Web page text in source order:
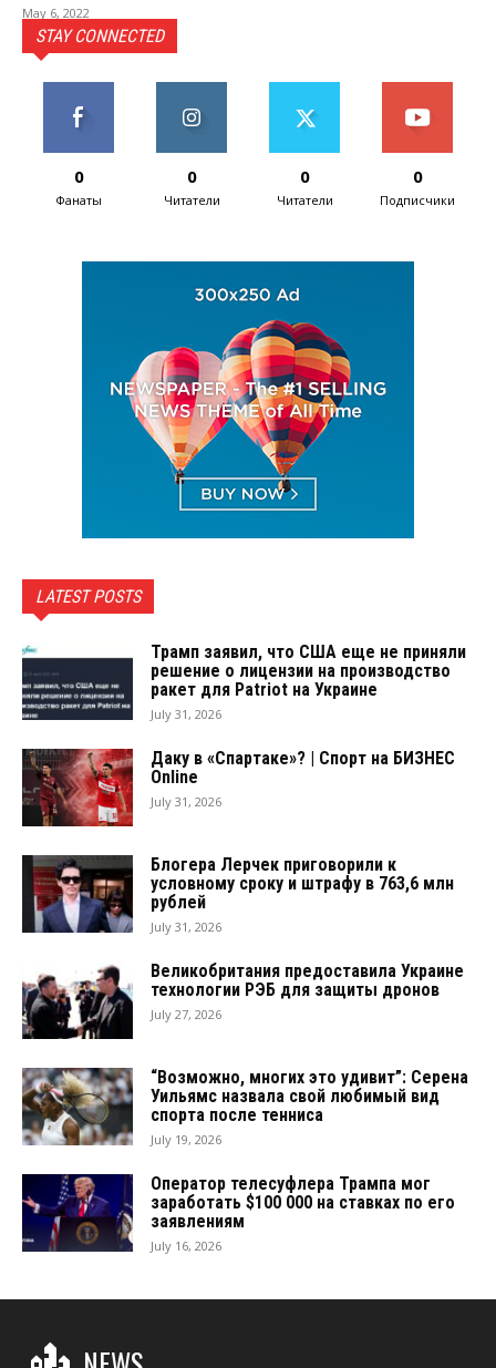
May 6, 2022
STAY CONNECTED
0
Фанаты
0
Читатели
0
Читатели
0
Подписчики
LATEST POSTS
Трамп заявил, что США еще не приняли
решение о лицензии на производство
ракет для Patriot на Украине
July 31, 2026
Даку в «Спартаке»? | Спорт на БИЗНЕС
Online
July 31, 2026
Блогера Лерчек приговорили к
условному сроку и штрафу в 763,6 млн
рублей
July 31, 2026
Великобритания предоставила Украине
технологии РЭБ для защиты дронов
July 27, 2026
“Возможно, многих это удивит”: Серена
Уильямс назвала свой любимый вид
спорта после тенниса
July 19, 2026
Оператор телесуфлера Трампа мог
заработать $100 000 на ставках по его
заявлениям
July 16, 2026